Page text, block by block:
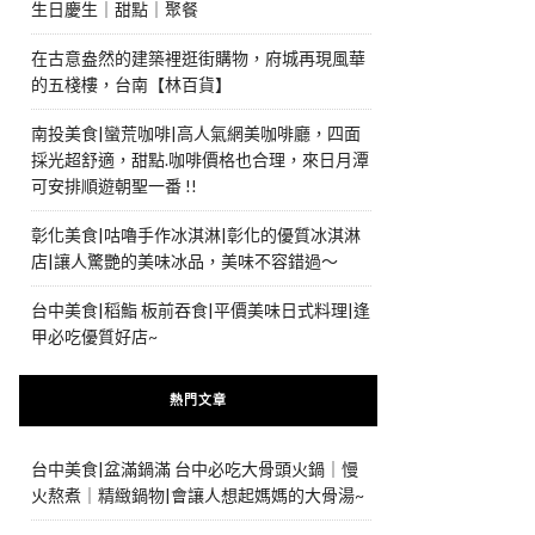
生日慶生｜甜點｜聚餐
在古意盎然的建築裡逛街購物，府城再現風華
的五棧樓，台南【林百貨】
南投美食|蠻荒咖啡|高人氣網美咖啡廳，四面
採光超舒適，甜點.咖啡價格也合理，來日月潭
可安排順遊朝聖一番 !!
彰化美食|咕嚕手作冰淇淋|彰化的優質冰淇淋
店|讓人驚艷的美味冰品，美味不容錯過～
台中美食|稻鮨 板前吞食|平價美味日式料理|逢
甲必吃優質好店~
熱門文章
台中美食|盆滿鍋滿 台中必吃大骨頭火鍋｜慢
火熬煮｜精緻鍋物|會讓人想起媽媽的大骨湯~